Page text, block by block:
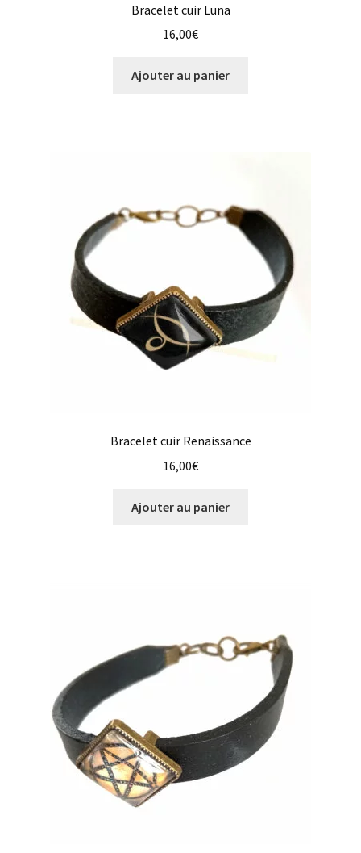
Bracelet cuir Luna
16,00€
Ajouter au panier
Bracelet cuir Renaissance
16,00€
Ajouter au panier